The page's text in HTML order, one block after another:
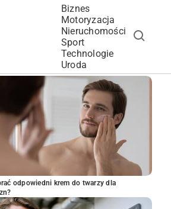
Biznes
Motoryzacja
Nieruchomości
Sport
Technologie
Uroda
ARTYKUŁY
odpowiedni krem do twarzy dla